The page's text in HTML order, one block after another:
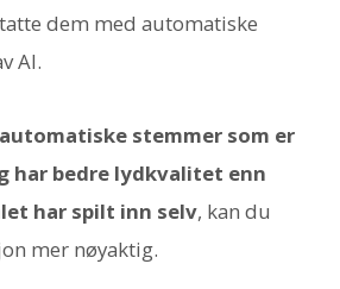
dem med automatiske
AI.
stemmer som er
har bedre lydkvalitet enn
har spilt inn selv, kan du
mer nøyaktig.